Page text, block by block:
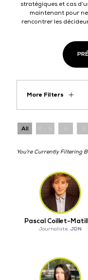
stratégiques et cas
maintenant pour
rencontrer les
More Filters
All
Pascal Coillet-
Journaliste, JDN